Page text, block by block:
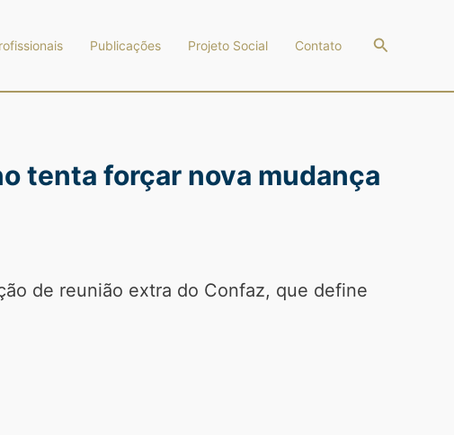
Publicações Projeto Social Contato Pesquisar
tenta forçar nova mudança
de reunião extra do Confaz, que define